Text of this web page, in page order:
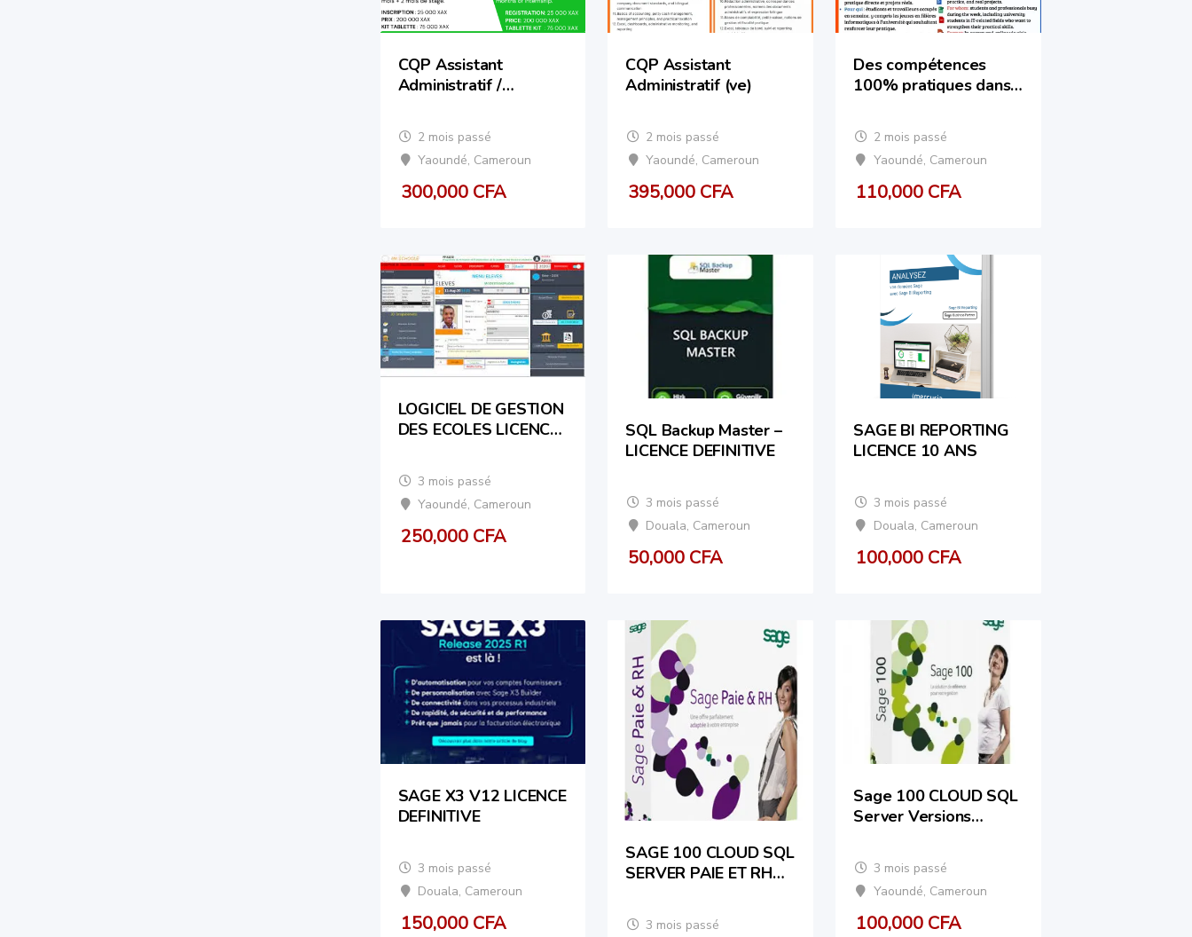
CQP Assistant
Administratif /
Assistant CQP
2 mois passé
Yaoundé, Cameroun
300,000 CFA
CQP Assistant
Administratif (ve)
2 mois passé
Yaoundé, Cameroun
395,000 CFA
Des compétences
100% pratiques dans
numérique
2 mois passé
Yaoundé, Cameroun
110,000 CFA
LOGICIEL DE GESTION
DES ECOLES LICENCE
3 mois passé
Yaoundé, Cameroun
250,000 CFA
SQL Backup Master –
LICENCE DEFINITIVE
3 mois passé
Douala, Cameroun
50,000 CFA
SAGE BI REPORTING
LICENCE 10 ANS
3 mois passé
Douala, Cameroun
100,000 CFA
SAGE X3 V12 LICENCE
DEFINITIVE
3 mois passé
Douala, Cameroun
150,000 CFA
SAGE 100 CLOUD SQL
SERVER PAIE ET RH
DEFINITIVE
3 mois passé
Sage 100 CLOUD SQL
Server Versions
Licence définitive
3 mois passé
Yaoundé, Cameroun
100,000 CFA